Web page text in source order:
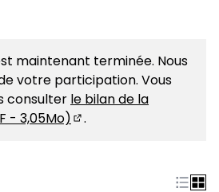
maintenant terminée. Nous
votre participation. Vous
consulter le bilan de la
- 3,05Mo)
.